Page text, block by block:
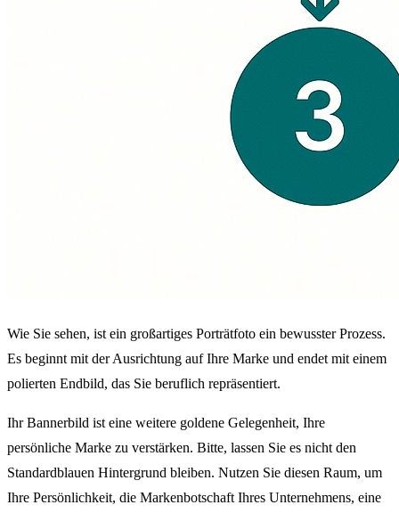
Wie Sie sehen, ist ein großartiges Porträtfoto ein bewusster Prozess.
Es beginnt mit der Ausrichtung auf Ihre Marke und endet mit einem
polierten Endbild, das Sie beruflich repräsentiert.
Ihr Bannerbild ist eine weitere goldene Gelegenheit, Ihre
persönliche Marke zu verstärken. Bitte, lassen Sie es nicht den
Standardblauen Hintergrund bleiben. Nutzen Sie diesen Raum, um
Ihre Persönlichkeit, die Markenbotschaft Ihres Unternehmens, eine